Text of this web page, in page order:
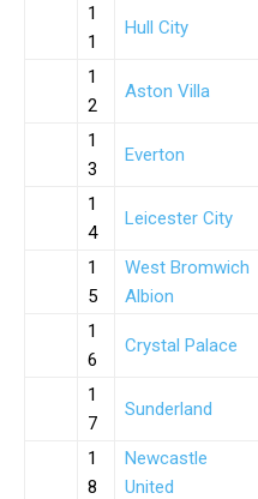
1
1
Hull City
1
2
Aston Villa
1
3
Everton
1
4
Leicester City
1
5
West Bromwich
Albion
1
6
Crystal Palace
1
7
Sunderland
1
8
Newcastle
United